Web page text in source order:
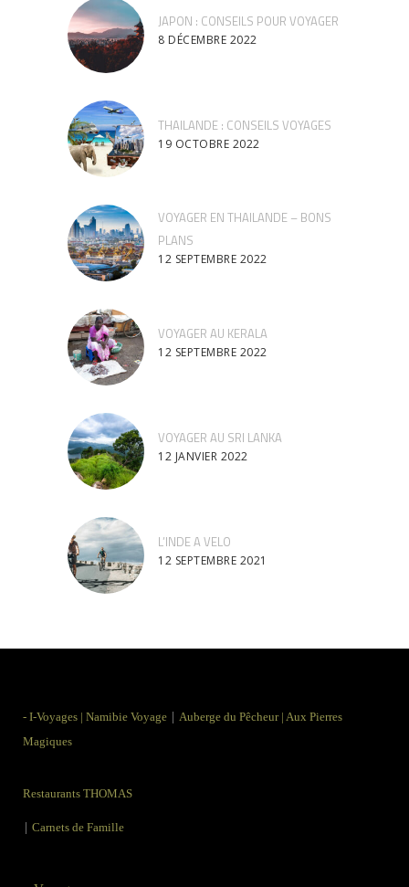
JAPON : CONSEILS POUR VOYAGER
8 DÉCEMBRE 2022
THAILANDE : CONSEILS VOYAGES
19 OCTOBRE 2022
VOYAGER EN THAILANDE – BONS
PLANS
12 SEPTEMBRE 2022
VOYAGER AU KERALA
12 SEPTEMBRE 2022
VOYAGER AU SRI LANKA
12 JANVIER 2022
L’INDE A VELO
12 SEPTEMBRE 2021
- I-Voyages | Namibie Voyage | Auberge du Pêcheur | Aux Pierres
Magiques
Restaurants THOMAS
| Carnets de Famille